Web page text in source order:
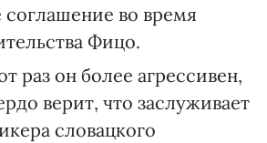
во время
Фицо.
раз он более агрессивен,
верит, что заслуживает
словацкого